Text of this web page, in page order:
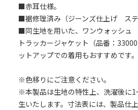
■赤耳仕様。
■裾修理済み（ジーンズ仕上げ ステ
■同生地を用いた、ワンウォッシ
トラッカージャケット（品番：
ットアップでの着用もおすすめです。
※色移りにご注意ください。
※本製品は生地の特性上、洗濯後に
生いたします。寸法表には、製品仕